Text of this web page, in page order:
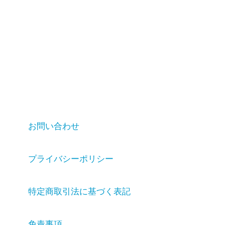
お問い合わせ
プライバシーポリシー
特定商取引法に基づく表記